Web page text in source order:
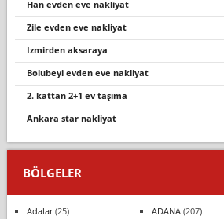
han evden eve nakliyat
zile evden eve nakliyat
izmirden aksaraya
bolubeyi evden eve nakliyat
2. kattan 2+1 ev taşıma
ankara star nakliyat
BÖLGELER
Adalar(25) ADANA(207)